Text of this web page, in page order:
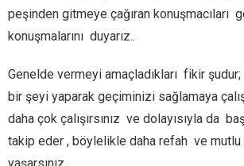
peşinden gitmeye çağıran konuşmacıları
konuşmalarını duyarız..
Genelde vermeyi amaçladıkları fikir
bir şeyi yaparak geçiminizi sağlamaya
daha çok çalışırsınız ve dolayısıyla da
takip eder , böylelikle daha refah ve mutlu